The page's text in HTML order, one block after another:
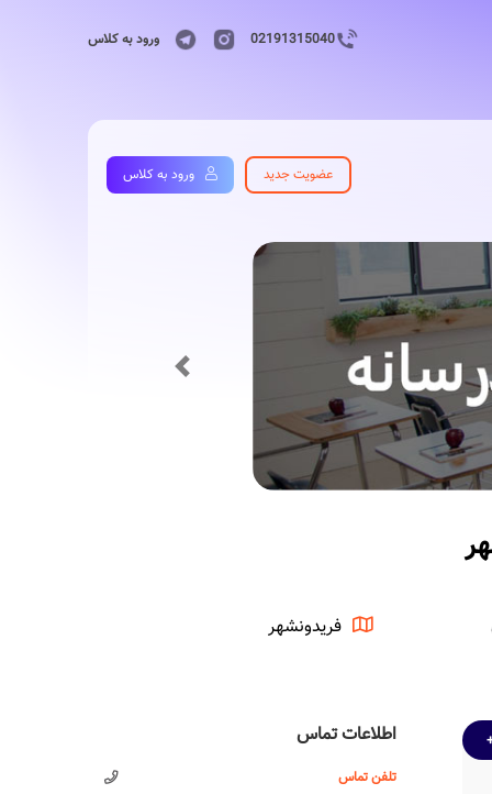
02191315040 ورود به کلاس
عضویت جدید ورود به کلاس
Previous
فریدونشهر
اطلاعات تماس
تلفن تماس